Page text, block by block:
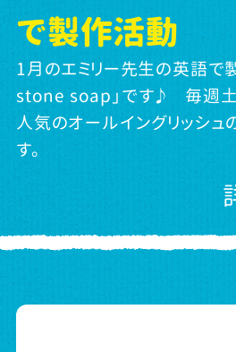
で製作活動
1月のエミリー先生の英語で
stone soap」です♪ 毎週
人気のオールイングリッシュ
す。